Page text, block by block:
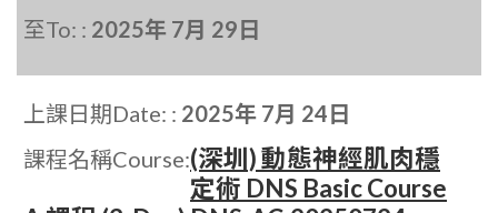
至To: : 2025年 7月 29日
上課日期Date: : 2025年 7月 24日
課程名稱Course:(深圳) 動態神經肌肉穩
定術 DNS Basic Course